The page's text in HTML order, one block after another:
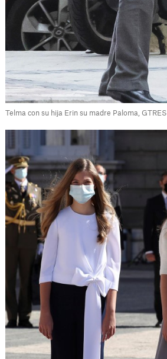
Telma con su hija Erin su madre Paloma, GTRES